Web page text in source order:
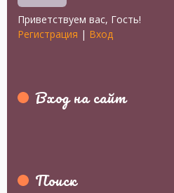
Приветствуем вас, Гость!
Регистрация | Вход
Вход на сайт
Поиск